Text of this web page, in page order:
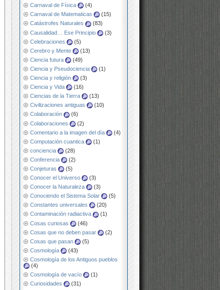
Carnaval de Física
(4)
Carnaval de Matematicas
(15)
Catástrofes Naturales
(83)
Causalidad… Ese Principio
(3)
Celebraciones
(5)
Cerebro y Mente
(13)
Ciencia futura
(49)
Ciencia y Pseudociencia
(1)
Ciencia y religión
(3)
Ciencia y Vida
(16)
Ciencias de la Tierra
(13)
Civilizaciones antiguas
(10)
Colaboración
(6)
Colaboraciones
(2)
Comentario a la imagen del día
(4)
Computación cuantica
(1)
conciencia
(28)
Conferencia
(2)
Conjeturas
(5)
Conocer el Universo
(3)
Conocer la Naturaleza
(3)
Conociendo el Sistema Solar
(5)
Constantes universales
(20)
Contaminación radiactiva
(1)
Cosas curiosas
(46)
Cosas que no deben pasar
(2)
Cosas que pasan
(5)
Cosmología
(43)
Cosmología de los Antiguos pueblos
(4)
Cosmología de vacío
(1)
Curiosidades
(31)